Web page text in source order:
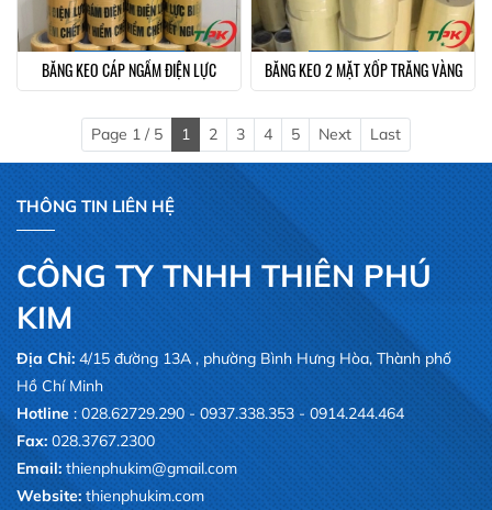
BĂNG KEO CÁP NGẦM ĐIỆN LỰC BĂNG KEO 2 MẶT XỐP TRẮNG VÀNG
Page 1 / 5 1 2 3 4 5 Next Last
THÔNG TIN LIÊN HỆ
CÔNG TY TNHH THIÊN PHÚ
KIM
Địa Chỉ:4/15 đường 13A , phường Bình Hưng Hòa, Thành phố
Hồ Chí Minh
Hotline : 028.62729.290 - 0937.338.353 - 0914.244.464
Fax:028.3767.2300
Email:thienphukim@gmail.com
Website:thienphukim.com